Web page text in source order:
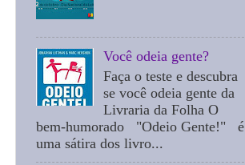
Você odeia gente?
Faça o teste e descubra
se você odeia gente da
Livraria da Folha O
bem-humorado "Odeio Gente!" é
uma sátira dos livro...